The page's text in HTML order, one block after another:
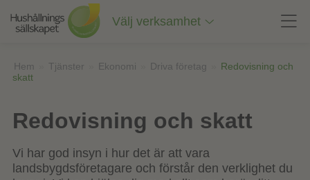
innehåll
Välj verksamhet
Hem Tjänster Ekonomi Driva företag
Redovisning och
skatt
Redovisning och skatt
Vi har god insyn i hur det är att vara
landsbygdsföretagare och förstår den verklighet du